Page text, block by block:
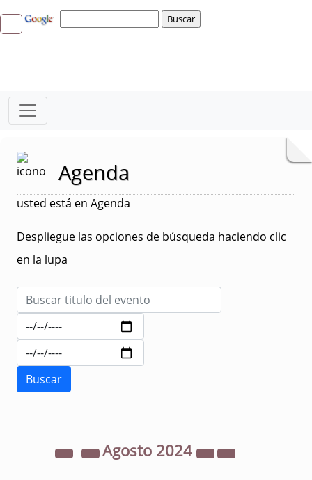
Agenda
usted está en Agenda
Despliegue las opciones de búsqueda haciendo clic
en la lupa
Agosto 2024